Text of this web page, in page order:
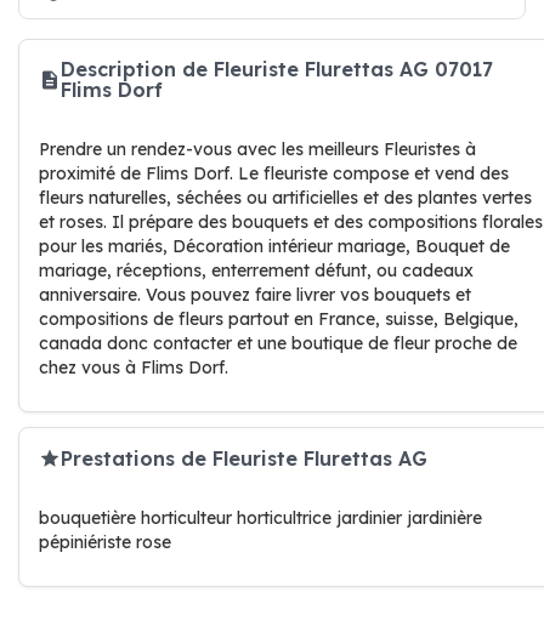
Description de Fleuriste Flurettas AG 07017
Flims Dorf
Prendre un rendez-vous avec les meilleurs Fleuristes à
proximité de Flims Dorf. Le fleuriste compose et vend des
fleurs naturelles, séchées ou artificielles et des plantes vertes
et roses. Il prépare des bouquets et des compositions florales
pour les mariés, Décoration intérieur mariage, Bouquet de
mariage, réceptions, enterrement défunt, ou cadeaux
anniversaire. Vous pouvez faire livrer vos bouquets et
compositions de fleurs partout en France, suisse, Belgique,
canada donc contacter et une boutique de fleur proche de
chez vous à Flims Dorf.
Prestations de Fleuriste Flurettas AG
bouquetière horticulteur horticultrice jardinier jardinière
pépiniériste rose